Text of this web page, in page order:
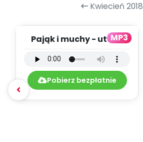
Kwiecień 2018
MP3
Pająk i muchy - utwór
mp3)
Pobierz bezpłatnie